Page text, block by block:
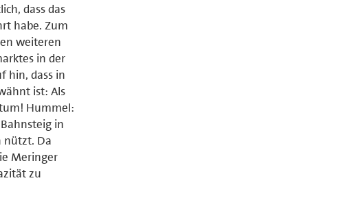
dass das
habe. Zum
weiteren
in der
hin, dass in
ist: Als
Hummel:
in
nützt. Da
Meringer
zu